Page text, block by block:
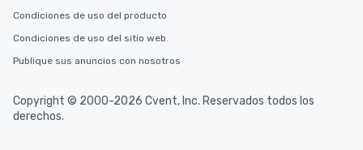
Condiciones de uso del producto
Condiciones de uso del sitio web
Publique sus anuncios con nosotros
Copyright © 2000-2026 Cvent, Inc. Reservados todos los
derechos.